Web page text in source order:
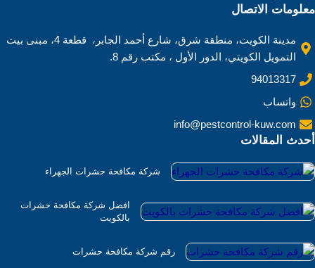
معلومات الاتصال
مدينة الكويت، منطقة شرق، شارع أحمد الجابر، قطعة 4، مبنى بيت
التمويل الكويتي، الدور الأول ، مكتب رقم 8.
94013317
واتساب
info@pestcontrol-kuw.com
أحدث المقالات
شركة مكافحة حشرات الجهراء
افضل شركة مكافحة حشرات
بالكويت
رقم شركة مكافحة حشرات